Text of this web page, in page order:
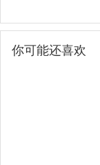
你可能还喜欢